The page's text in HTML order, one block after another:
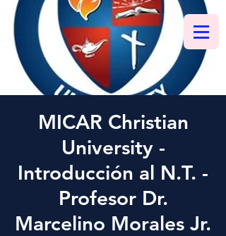
MICAR Christian
University -
Introducción al N.T. -
Profesor Dr.
Marcelino Morales Jr.